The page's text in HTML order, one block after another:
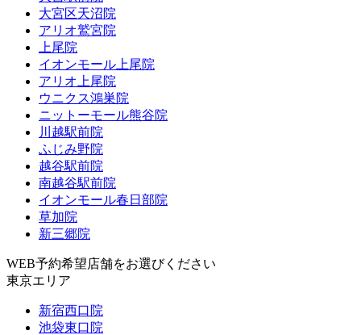
大宮区天沼院
アリオ鷲宮院
上尾院
イオンモール上尾院
アリオ上尾院
ウニクス鴻巣院
ニットーモール熊谷院
川越駅前院
ふじみ野院
越谷駅前院
南越谷駅前院
イオンモール春日部院
草加院
新三郷院
WEB予約希望店舗をお選びください
東京エリア
新宿西口院
池袋東口院